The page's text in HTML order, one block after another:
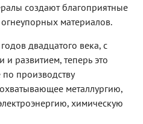
создают благоприятные
материалов.
двадцатого века, с
развитием, теперь это
производству
металлургию,
химическую